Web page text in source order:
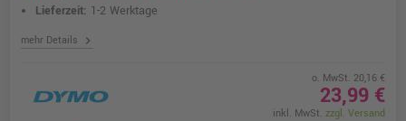
Lieferzeit: 1-2 Werktage
mehr Details chevron_right
o. MwSt. 20,16 €
23,99 €
inkl. MwSt. zzgl. Versand